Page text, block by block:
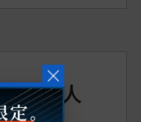
・求人